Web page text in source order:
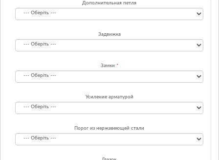
Дополнительная петля
Задвижка
Замки
Усиление арматурой
Порог из нержавеющей стали